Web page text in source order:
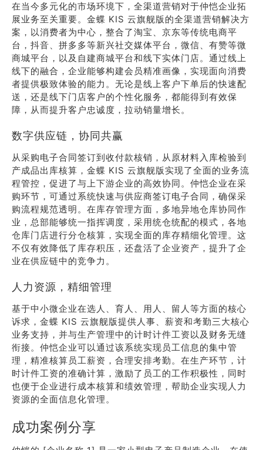
在当今多元化的市场环境下，全渠道营销对于仲恺企业拓
展业务至关重要。金蝶 KIS 云旗舰版的全渠道营销解决方
案，以消费者为中心，整合了淘宝、京东等传统电商平
台，抖音、拼多多等新兴社交媒体平台，微信、有赞等微
商城平台，以及自建商城平台和线下实体门店。通过线上
线下的融合，企业能够构建会员精准画像，实现面向消费
者提供极致体验的能力。无论是线上客户下单后的快速配
送，还是线下门店客户的个性化服务，都能得到有效保
障，从而提升客户忠诚度，拉动销量增长。
数字供应链，协同共赢
从采购电子合同签订到收付款核销，从原材料入库检验到
产成品出库核算，金蝶 KIS 云旗舰版实现了全面的业务流
程管控，促进了与上下游企业的高效协同。仲恺企业在采
购环节，可通过系统快速与供应商签订电子合同，确保采
购流程规范透明。在库存管理方面，多地异地仓库协同作
业，总部能够统一指挥调度，采用统仓统配的模式，各地
仓库门店进行分仓核算，实现全面的库存精细化管理。这
不仅有效降低了库存积压，还盘活了企业资产，提升了企
业在供应链中的竞争力。
人力资源，精细管理
基于中小微企业在选人、育人、用人、留人等方面的核心
诉求，金蝶 KIS 云旗舰版提供人事、薪资和考勤三大核心
业务支持，并与生产管理中的计时计件工资以及财务无缝
衔接。仲恺企业可以通过该系统实现员工信息的集中管
理，精准核算员工薪资，合理安排考勤。在生产环节，计
时计件工资的准确计算，激励了员工的工作积极性，同时
也便于企业进行成本核算和绩效管理，帮助企业实现人力
资源的全面信息化管理。
成功案例分享